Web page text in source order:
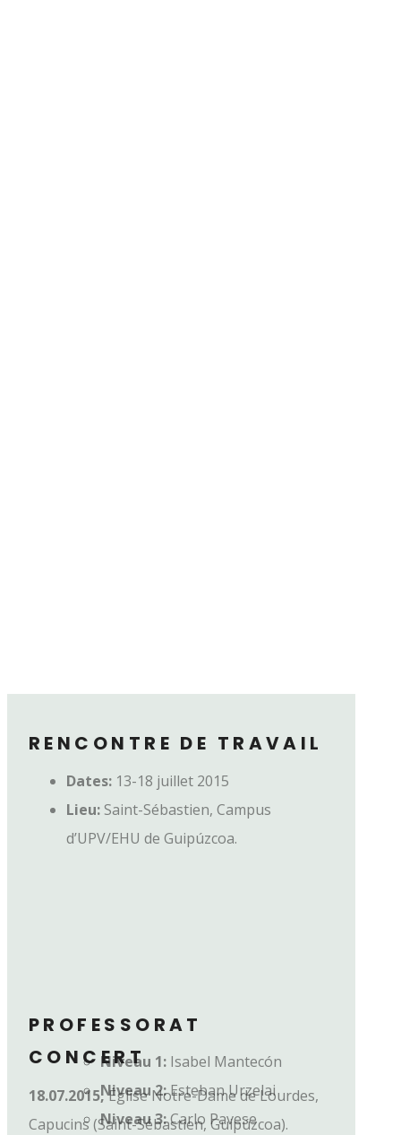
RENCONTRE DE TRAVAIL
Dates: 13-18 juillet 2015
Lieu: Saint-Sébastien, Campus
d’UPV/EHU de Guipúzcoa.
PROFESSORAT
Niveau 1: Isabel Mantecón
Niveau 2:Esteban Urzelai
Niveau 3:Carlo Pavese
CONCERT
18.07.2015,Église Notre-Dame de Lourdes,
Capucins (Saint-Sébastien, Guipúzcoa).